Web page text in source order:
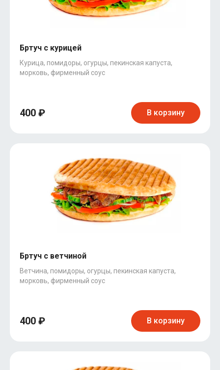
Бртуч с курицей
Курица, помидоры, огурцы, пекинская капуста,
морковь, фирменный соус
400 ₽ В корзину
Бртуч с ветчиной
Ветчина, помидоры, огурцы, пекинская капуста,
морковь, фирменный соус
400 ₽ В корзину